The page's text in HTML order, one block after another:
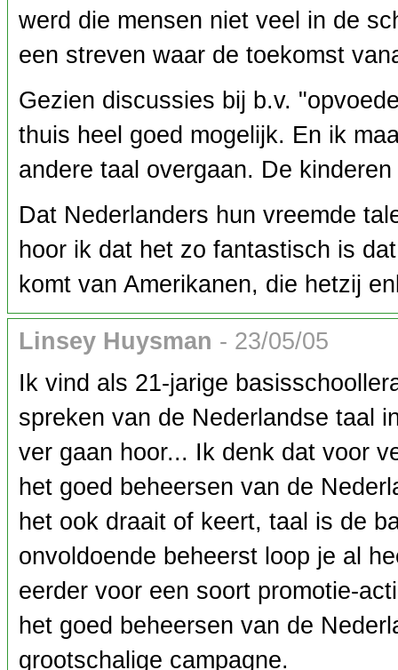
werd die mensen niet veel in de
een streven waar de toekomst
Gezien discussies bij b.v.
thuis heel goed mogelijk. En ik
andere taal overgaan. De
Dat Nederlanders hun vreemde
hoor ik dat het zo fantastisch is
komt van Amerikanen, die hetzij
Linsey Huysman - 23/05/05
Ik vind als 21-jarige
spreken van de Nederlandse taal
ver gaan hoor... Ik denk dat voor
het goed beheersen van de
het ook draait of keert, taal is de
onvoldoende beheerst loop je al
eerder voor een soort promotie-
het goed beheersen van de
grootschalige campagne.